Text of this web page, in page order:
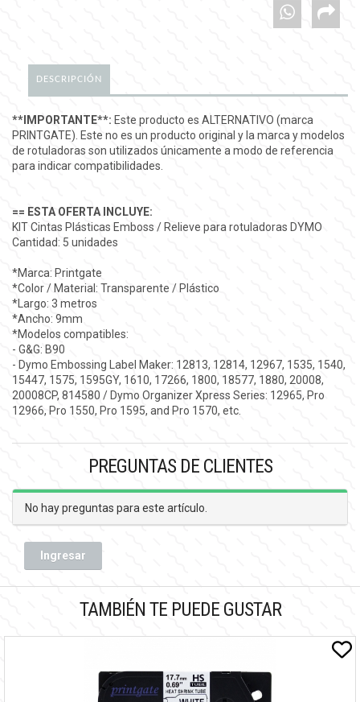
DESCRIPCIÓN
**IMPORTANTE**: Este producto es ALTERNATIVO (marca
PRINTGATE). Este no es un producto original y la marca y modelos
de rotuladoras son utilizados únicamente a modo de referencia
para indicar compatibilidades.
== ESTA OFERTA INCLUYE:
KIT Cintas Plásticas Emboss / Relieve para rotuladoras DYMO
Cantidad: 5 unidades
*Marca: Printgate
*Color / Material: Transparente / Plástico
*Largo: 3 metros
*Ancho: 9mm
*Modelos compatibles:
- G&G: B90
- Dymo Embossing Label Maker: 12813, 12814, 12967, 1535, 1540,
15447, 1575, 1595GY, 1610, 17266, 1800, 18577, 1880, 20008,
20008CP, 814580 / Dymo Organizer Xpress Series: 12965, Pro
12966, Pro 1550, Pro 1595, and Pro 1570, etc.
PREGUNTAS DE CLIENTES
No hay preguntas para este artículo.
Ingresar
TAMBIÉN TE PUEDE GUSTAR